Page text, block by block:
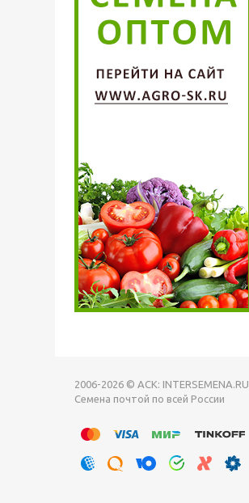
2006-2026 © АСК: INTERSEMENA.RU
Семена почтой по всей России